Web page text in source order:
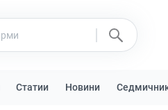
Статии Новини